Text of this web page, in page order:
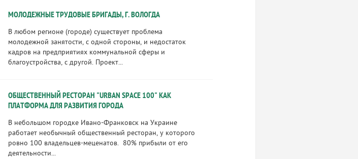
МОЛОДЕЖНЫЕ ТРУДОВЫЕ БРИГАДЫ, Г. ВОЛОГДА
В любом регионе (городе) существует проблема
молодежной занятости, с одной стороны, и недостаток
кадров на предприятиях коммунальной сферы и
благоустройства, с другой. Проект...
ОБЩЕСТВЕННЫЙ РЕСТОРАН "URBAN SPACE 100" КАК
ПЛАТФОРМА ДЛЯ РАЗВИТИЯ ГОРОДА
В небольшом городке Ивано-Франковск на Украине
работает необычный общественный ресторан, у которого
ровно 100 владельцев-меценатов. 80% прибыли от его
деятельности...